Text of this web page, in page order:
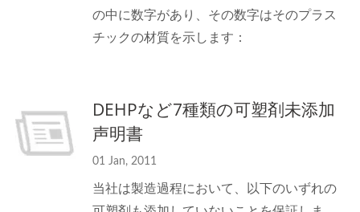
の中に数字があり、その数字はそのプラス
チックの材質を示します：
DEHPなど7種類の可塑剤未添加
声明書
01 Jan, 2011
当社は製造過程において、以下のいずれの